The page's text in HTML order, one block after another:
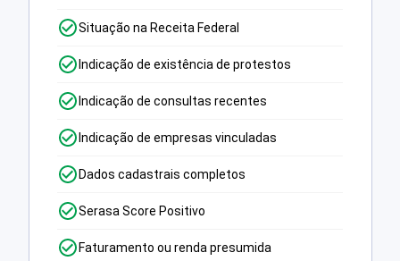
Situação na Receita Federal
Indicação de existência de protestos
Indicação de consultas recentes
Indicação de empresas vinculadas
Dados cadastrais completos
Serasa Score Positivo
Faturamento ou renda presumida